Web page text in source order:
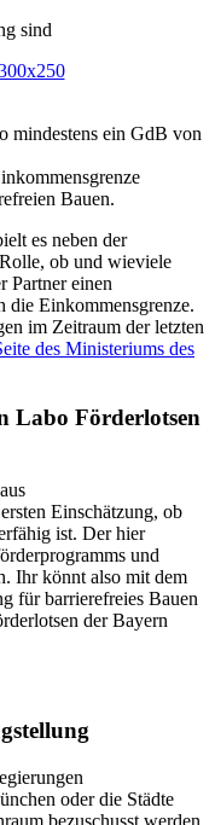
sind
mindestens ein GdB von
Bauen.
es neben der
ob und wieviele
Partner einen
die Einkommensgrenze.
im Zeitraum der letzten
des Ministeriums des
Labo Förderlotsen
Einschätzung, ob
ist. Der hier
und
Ihr könnt also mit dem
für barrierefreies Bauen
der Bayern
oder die Städte
bezuschusst werden,